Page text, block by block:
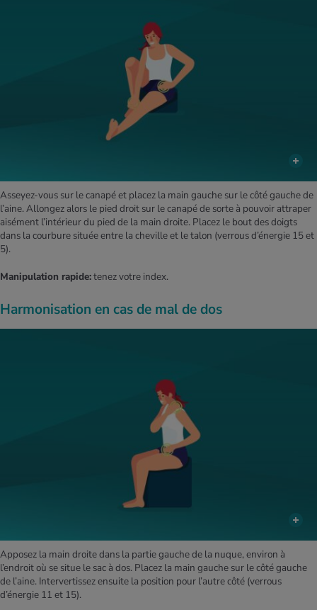
Asseyez-vous sur le canapé et placez la main gauche sur le côté gauche de
l’aine. Allongez alors le pied droit sur le canapé de sorte à pouvoir attraper
aisément l’intérieur du pied de la main droite. Placez le bout des doigts
dans la courbure située entre la cheville et le talon (verrous d’énergie 15 et
5).
Manipulation rapide:tenez votre index.
Harmonisation en cas de mal de dos
Apposez la main droite dans la partie gauche de la nuque, environ à
l’endroit où se situe le sac à dos. Placez la main gauche sur le côté gauche
de l’aine. Intervertissez ensuite la position pour l’autre côté (verrous
d’énergie 11 et 15).